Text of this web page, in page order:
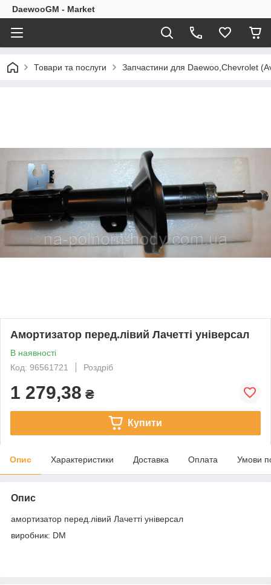
DaewooGM - Market
Товари та послуги Запчастини для Daewoo,Chevrolet
Амортизатор перед.лівий Лачетті універсал
В наявності
Код: 96561721
Роздріб
1 279,38 ₴
Купити
Опис Характеристики Доставка Оплата Умови
Опис
амортизатор перед.лівий Лачетті універсал
виробник: DM